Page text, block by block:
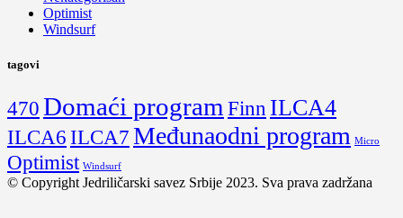
Optimist
Windsurf
tagovi
470Domaći program Finn ILCA4
ILCA6ILCA7Međunaodni program Micro
Optimist Windsurf
© Copyright Jedriličarski savez Srbije 2023. Sva prava zadržana